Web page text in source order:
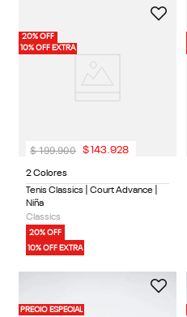
20% OFF
10% OFF EXTRA
2 Colores
Tenis Classics | Court Advance |
Niña
Classics
20% OFF
10% OFF EXTRA
$ 199.900 $ 143.928
PRECIO ESPECIAL